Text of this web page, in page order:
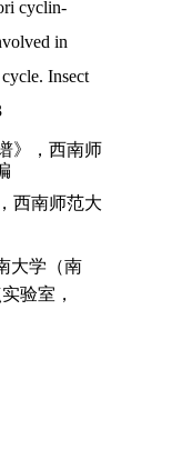
cyclin-
in
Insect
》，西南师
西南师范大
大学（南
验室，